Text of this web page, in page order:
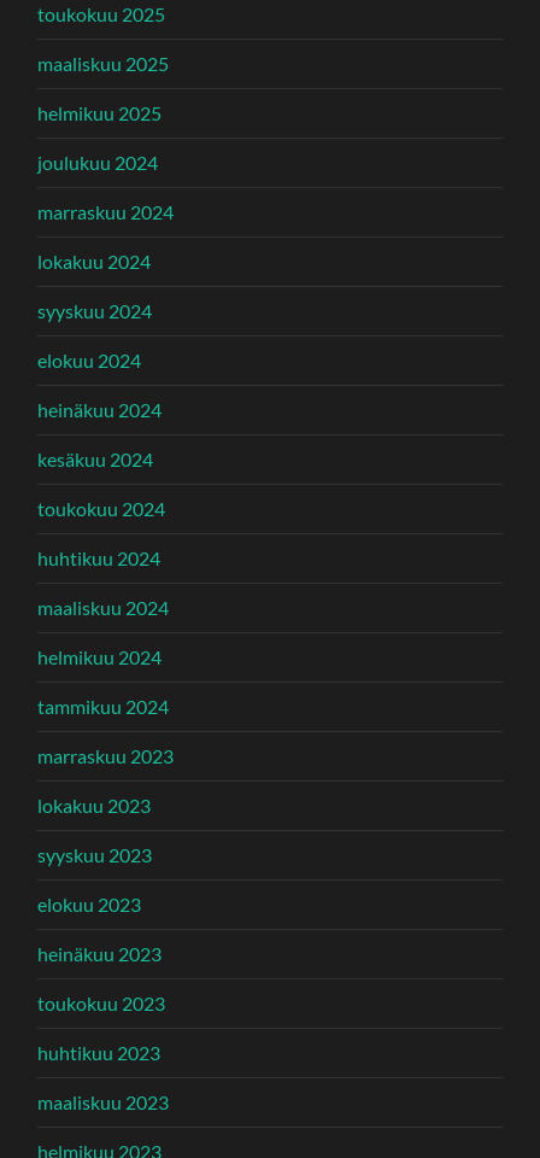
toukokuu 2025
maaliskuu 2025
helmikuu 2025
joulukuu 2024
marraskuu 2024
lokakuu 2024
syyskuu 2024
elokuu 2024
heinäkuu 2024
kesäkuu 2024
toukokuu 2024
huhtikuu 2024
maaliskuu 2024
helmikuu 2024
tammikuu 2024
marraskuu 2023
lokakuu 2023
syyskuu 2023
elokuu 2023
heinäkuu 2023
toukokuu 2023
huhtikuu 2023
maaliskuu 2023
helmikuu 2023